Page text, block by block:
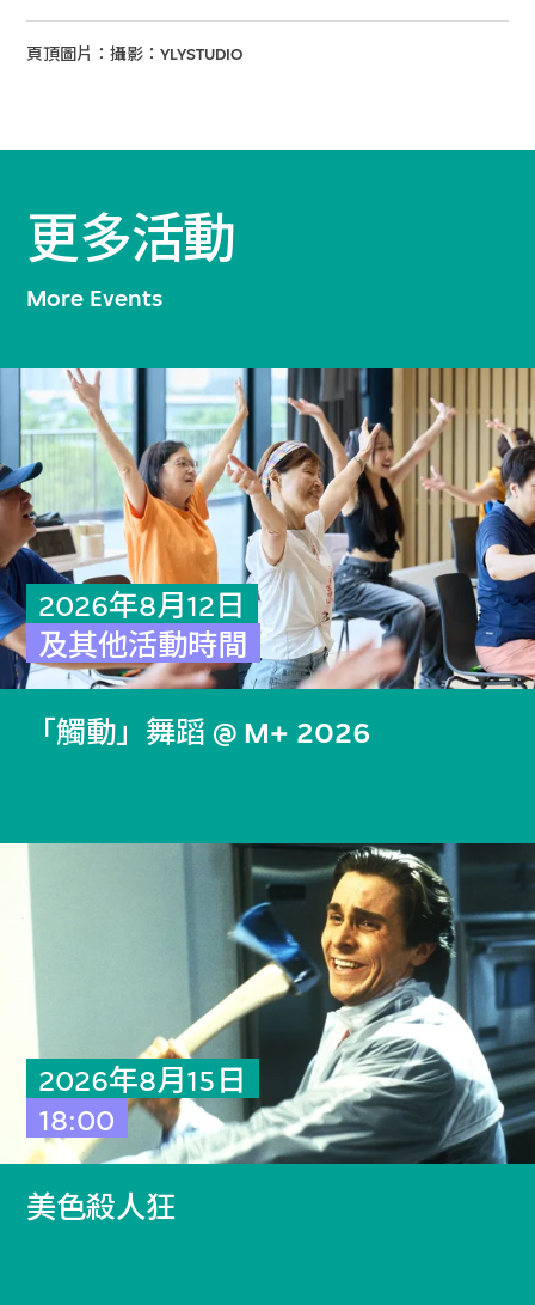
頁頂圖片：攝影：YLYSTUDIO
更多活動
More Events
2026年8月12日
及其他活動時間
「觸動」舞蹈 @ M+ 2026
2026年8月15日
18:00
美色殺人狂